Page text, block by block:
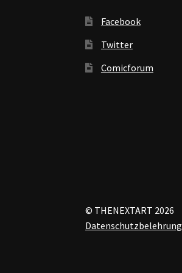
Facebook
Twitter
Comicforum
© THENEXTART 2026
Datenschutzbelehrung